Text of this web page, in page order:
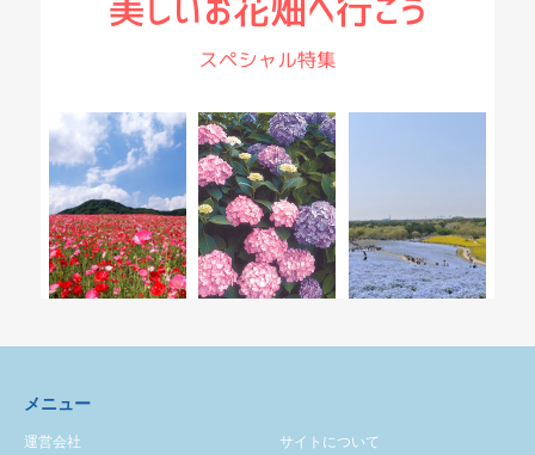
メニュー
運営会社 サイトについて